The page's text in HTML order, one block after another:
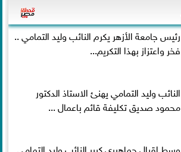
رئيس جامعة الأزهر يكرم النائب وليد التمامي ..
فخر واعتزاز بهذا التكريم...
النائب وليد التمامي يهنئ الاستاذ الدكتور
محمود صديق تكليفة قائم باعمال ...
وسط إقبال جماهيري كبير النائب وليد التمامي